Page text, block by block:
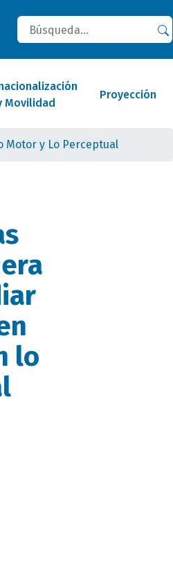
Buscar
Movilidad
Proyección
Motor y Lo Perceptual
lo